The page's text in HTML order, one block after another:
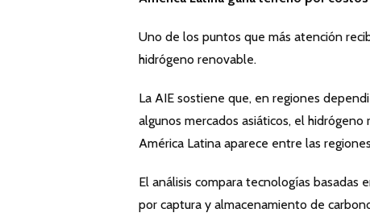
Uno de los puntos que más atención
hidrógeno renovable.
La AIE sostiene que, en regiones
algunos mercados asiáticos, el
América Latina aparece entre las
El análisis compara tecnologías basadas
por captura y almacenamiento de